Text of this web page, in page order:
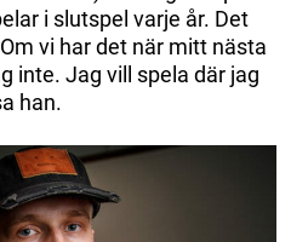
i slutspel varje år. Det
vi har det när mitt nästa
inte. Jag vill spela där jag
han.